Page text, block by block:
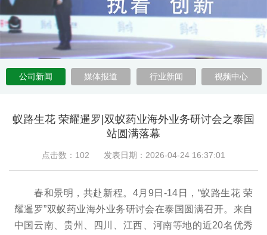
公司新闻 媒体报道 行业新闻 视频中心
蚁路生花 荣耀暹罗|双蚁药业海外业务研讨会之泰国
站圆满落幕
点击数：102 发表日期：2026-04-24 16:37:01
春和景明，共赴新程。4月9日-14日，“蚁路生花 荣
耀暹罗”双蚁药业海外业务研讨会在泰国圆满召开。来自
中国云南、贵州、四川、江西、河南等地的近20名优秀